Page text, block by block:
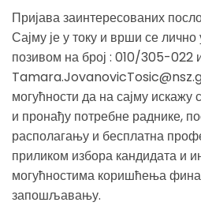
Пријава заинтересованих
Сајму је у току и врши се
позивом на број : 010/305-022
могућности да на сајму искажу
и пронађу потребне раднике,
располагању и бесплатна
приликом избора кандидата и
могућностима коришћења
запошљавању.